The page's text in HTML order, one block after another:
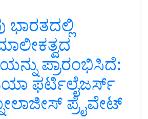
ಭಾರತದಲ್ಲಿ
ಪ್ರಾರಂಭಿಸಿದೆ:
ಫರ್ಟಿಲೈಜರ್ಸ್
ಪ್ರೈವೇಟ್